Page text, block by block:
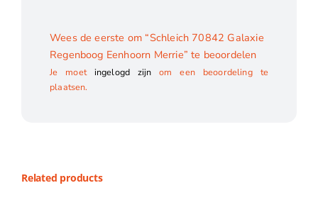
Wees de eerste om “Schleich 70842 Galaxie
Regenboog Eenhoorn Merrie” te beoordelen
Je moet ingelogd zijn om een beoordeling te
plaatsen.
Related products